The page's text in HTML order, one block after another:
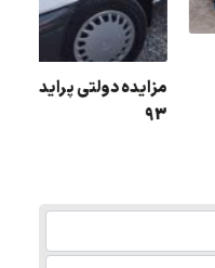
مزایده دولتی پراید
93